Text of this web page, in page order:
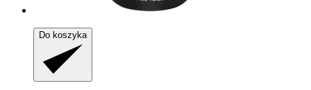
Do koszyka